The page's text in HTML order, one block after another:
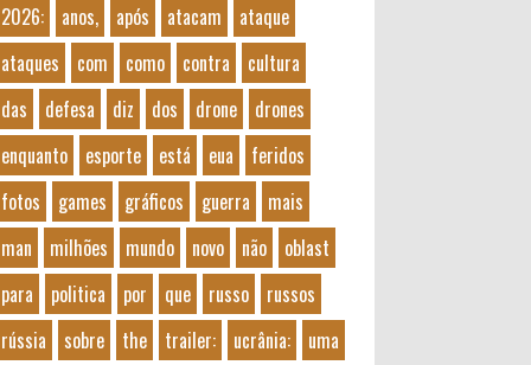
2026: anos, após atacam
ataque
ataques
com como contra
cultura
das
defesa diz dos drone
drones
enquanto
esporte está eua
feridos
fotos
games gráficos guerra
mais
man
milhões mundo novo não
oblast
para
politica por que russo
russos
rússia
sobre the trailer: ucrânia:
uma